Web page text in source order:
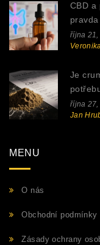
CBD a
října 21,
Je
října 27,
Jan
MENU
O nás
Obchodní podmínky
Zásady ochrany